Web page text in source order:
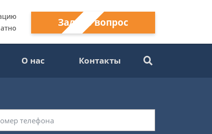
Задать вопрос
О нас Контакты